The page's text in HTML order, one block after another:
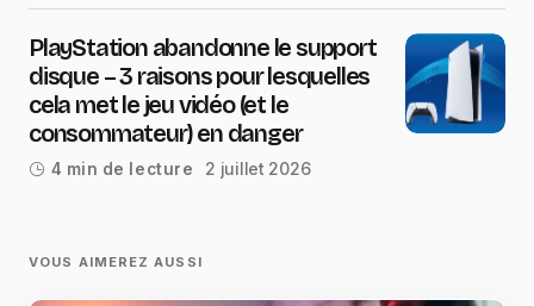
PlayStation abandonne le support
disque – 3 raisons pour lesquelles
cela met le jeu vidéo (et le
consommateur) en danger
4 min de lecture 2 juillet 2026
VOUS AIMEREZ AUSSI